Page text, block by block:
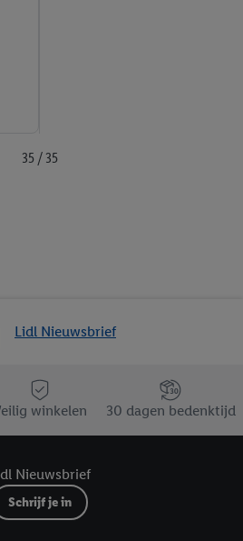
35 / 35
Lidl Nieuwsbrief
Lidl webshop klant
winkelen 30 dagen bedenktijd
Nieuwsbrief
Schrijf je in